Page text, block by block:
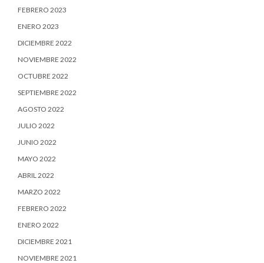
FEBRERO 2023
ENERO 2023
DICIEMBRE 2022
NOVIEMBRE 2022
OCTUBRE 2022
SEPTIEMBRE 2022
AGOSTO 2022
JULIO 2022
JUNIO 2022
MAYO 2022
ABRIL 2022
MARZO 2022
FEBRERO 2022
ENERO 2022
DICIEMBRE 2021
NOVIEMBRE 2021